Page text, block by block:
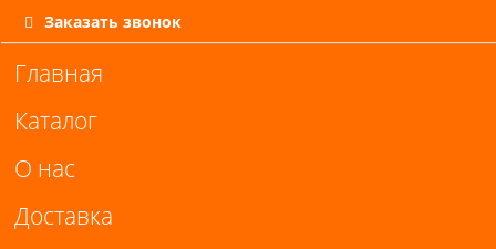
Заказать звонок
Главная
Каталог
О нас
Доставка